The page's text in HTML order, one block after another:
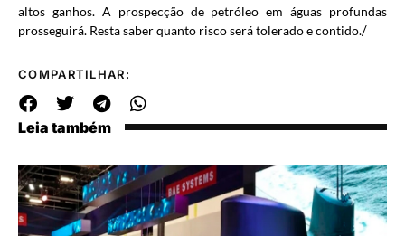
altos ganhos. A prospecção de petróleo em águas profundas
prosseguirá. Resta saber quanto risco será tolerado e contido./
COMPARTILHAR:
Leia também